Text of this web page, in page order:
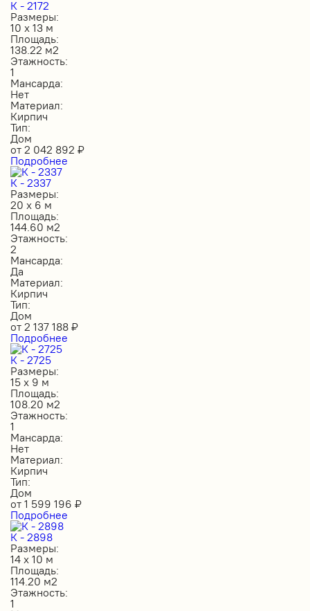
К - 2172
Размеры:
10 х 13 м
Площадь:
138.22 м2
Этажность:
1
Мансарда:
Нет
Материал:
Кирпич
Тип:
Дом
от 2 042 892 ₽
Подробнее
К - 2337
Размеры:
20 х 6 м
Площадь:
144.60 м2
Этажность:
2
Мансарда:
Да
Материал:
Кирпич
Тип:
Дом
от 2 137 188 ₽
Подробнее
К - 2725
Размеры:
15 х 9 м
Площадь:
108.20 м2
Этажность:
1
Мансарда:
Нет
Материал:
Кирпич
Тип:
Дом
от 1 599 196 ₽
Подробнее
К - 2898
Размеры:
14 х 10 м
Площадь:
114.20 м2
Этажность:
1